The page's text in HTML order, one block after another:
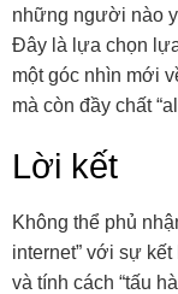
những người nào
Đây là lựa chọn
một góc nhìn mới
mà còn đầy chất
Lời kết
Không thể phủ
internet” với sự
và tính cách “tấu